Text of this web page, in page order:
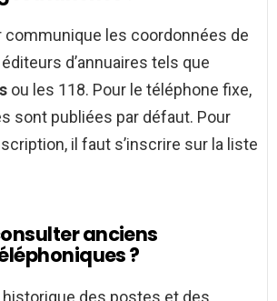
communique les coordonnées de
d’annuaires tels que
ou les 118. Pour le téléphone fixe,
sont publiées par défaut. Pour
il faut s’inscrire sur la liste
anciens
?
historique des postes et des